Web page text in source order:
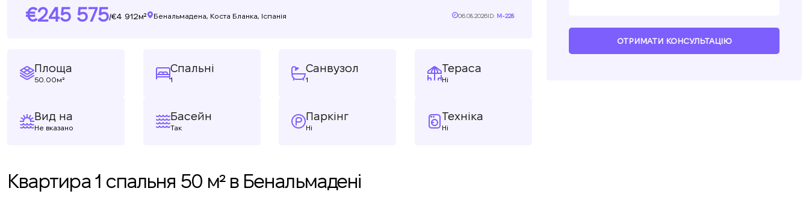
245 575/ 4 912м² Бенальмадена, Коста Бланка, Іспанія 06.08.2026ID: M-228
Площа
50.00м²
Спальні
1
Санвузол
1
Тераса
Ні
Вид на
Не вказано
Басейн
Так
Паркінг
Ні
Техніка
Ні
Квартира 1 спальня 50 м² в Бенальмадені
ОТРИМАТИ КОНСУЛЬТАЦІЮ